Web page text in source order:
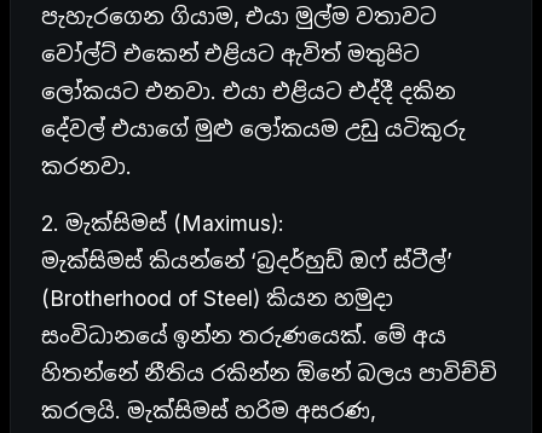
පැහැරගෙන ගියාම, එයා මුල්ම වතාවට
වෝල්ට් එකෙන් එළියට ඇවිත් මතුපිට
ලෝකයට එනවා. එයා එළියට එද්දී දකින
දේවල් එයාගේ මුළු ලෝකයම උඩු යටිකුරු
කරනවා.
2. මැක්සිමස් (Maximus):
මැක්සිමස් කියන්නේ ‘බ්‍රදර්හුඩ් ඔෆ් ස්ටීල්’
(Brotherhood of Steel) කියන හමුදා
සංවිධානයේ ඉන්න තරුණයෙක්. මේ අය
හිතන්නේ නීතිය රකින්න ඕනේ බලය පාවිච්චි
කරලයි. මැක්සිමස් හරිම අසරණ,